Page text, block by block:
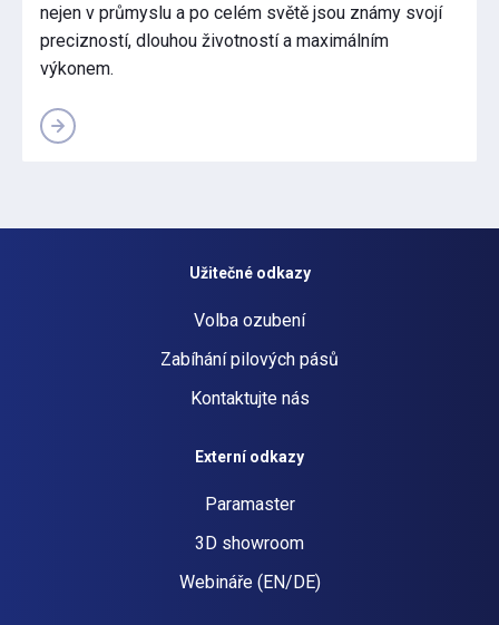
nejen v průmyslu a po celém světě jsou známy svojí
precizností, dlouhou životností a maximálním
výkonem.
Užitečné odkazy
Volba ozubení
Zabíhání pilových pásů
Kontaktujte nás
Externí odkazy
Paramaster
3D showroom
Webináře (EN/DE)